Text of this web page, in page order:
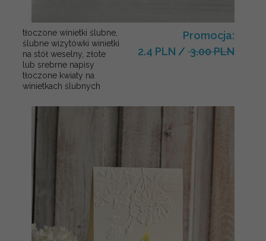
tłoczone winietki ślubne,
ślubne wizytówki winietki
na stół weselny, złote
lub srebrne napisy
tłoczone kwiaty na
winietkach ślubnych
Promocja:
2.4 PLN / 3.00 PLN